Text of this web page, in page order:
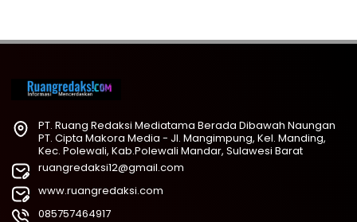
PT. Ruang Redaksi Mediatama Berada Dibawah Naungan
PT. Cipta Makora Media - Jl. Mangimpung, Kel. Manding,
Kec. Polewali, Kab.Polewali Mandar, Sulawesi Barat
ruangredaksi12@gmail.com
www.ruangredaksi.com
085757464917